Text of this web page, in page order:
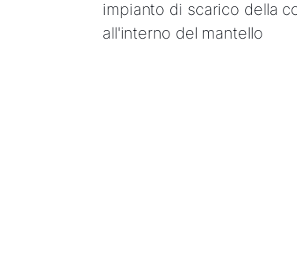
impianto di scarico della
all'interno del mantello